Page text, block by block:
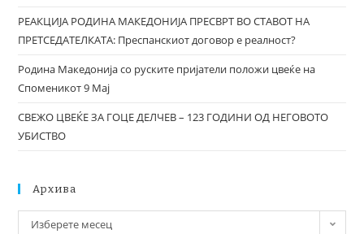
РЕАКЦИЈА РОДИНА МАКЕДОНИЈА ПРЕСВРТ ВО СТАВОТ НА
ПРЕТСЕДАТЕЛКАТА: Преспанскиот договор е реалност?
Родина Македонија со руските пријатели положи цвеќе на
Споменикот 9 Мај
СВЕЖО ЦВЕЌЕ ЗА ГОЦЕ ДЕЛЧЕВ – 123 ГОДИНИ ОД НЕГОВОТО
УБИСТВО
Архива
Изберете месец